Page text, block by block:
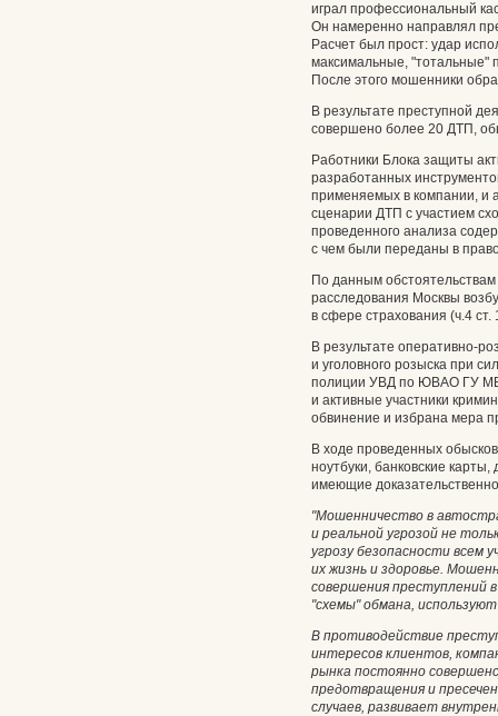
играл профессиональный
Он намеренно направлял
Расчет был прост: удар
максимальные, "тотальные"
После этого мошенники
В результате преступной
совершено более 20 ДТП,
Работники Блока защиты
разработанных
применяемых в компании, и
сценарии ДТП с участием
проведенного анализа
с чем были переданы в
По данным
расследования Москвы
в сфере страхования (ч.4
В результате оперативно-
и уголовного розыска при
полиции УВД по ЮВАО ГУ
и активные участники
обвинение и избрана мера
В ходе проведенных
ноутбуки, банковские
имеющие
"Мошенничество в
и реальной угрозой не
угрозу безопасности всем
их жизнь и здоровье.
совершения преступлений
"схемы" обмана,
В противодействие
интересов клиентов,
рынка постоянно
предотвращения и
случаев, развивает